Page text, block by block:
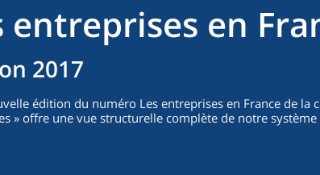
entreprises en
2017
édition du numéro Les entreprises en France de la
» offre une vue structurelle complète de notre